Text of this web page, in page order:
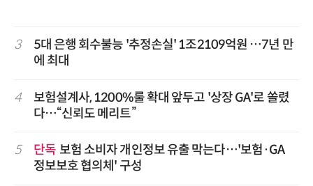
3
5대 은행 회수불능 '추정손실' 1조2109억원 …7년 만
에 최대
4
보험설계사, 1200%룰 확대 앞두고 '상장 GA'로 쏠렸
다…“신뢰도 메리트”
5 단독 보험 소비자 개인정보 유출 막는다…'보험·GA
정보보호 협의체' 구성